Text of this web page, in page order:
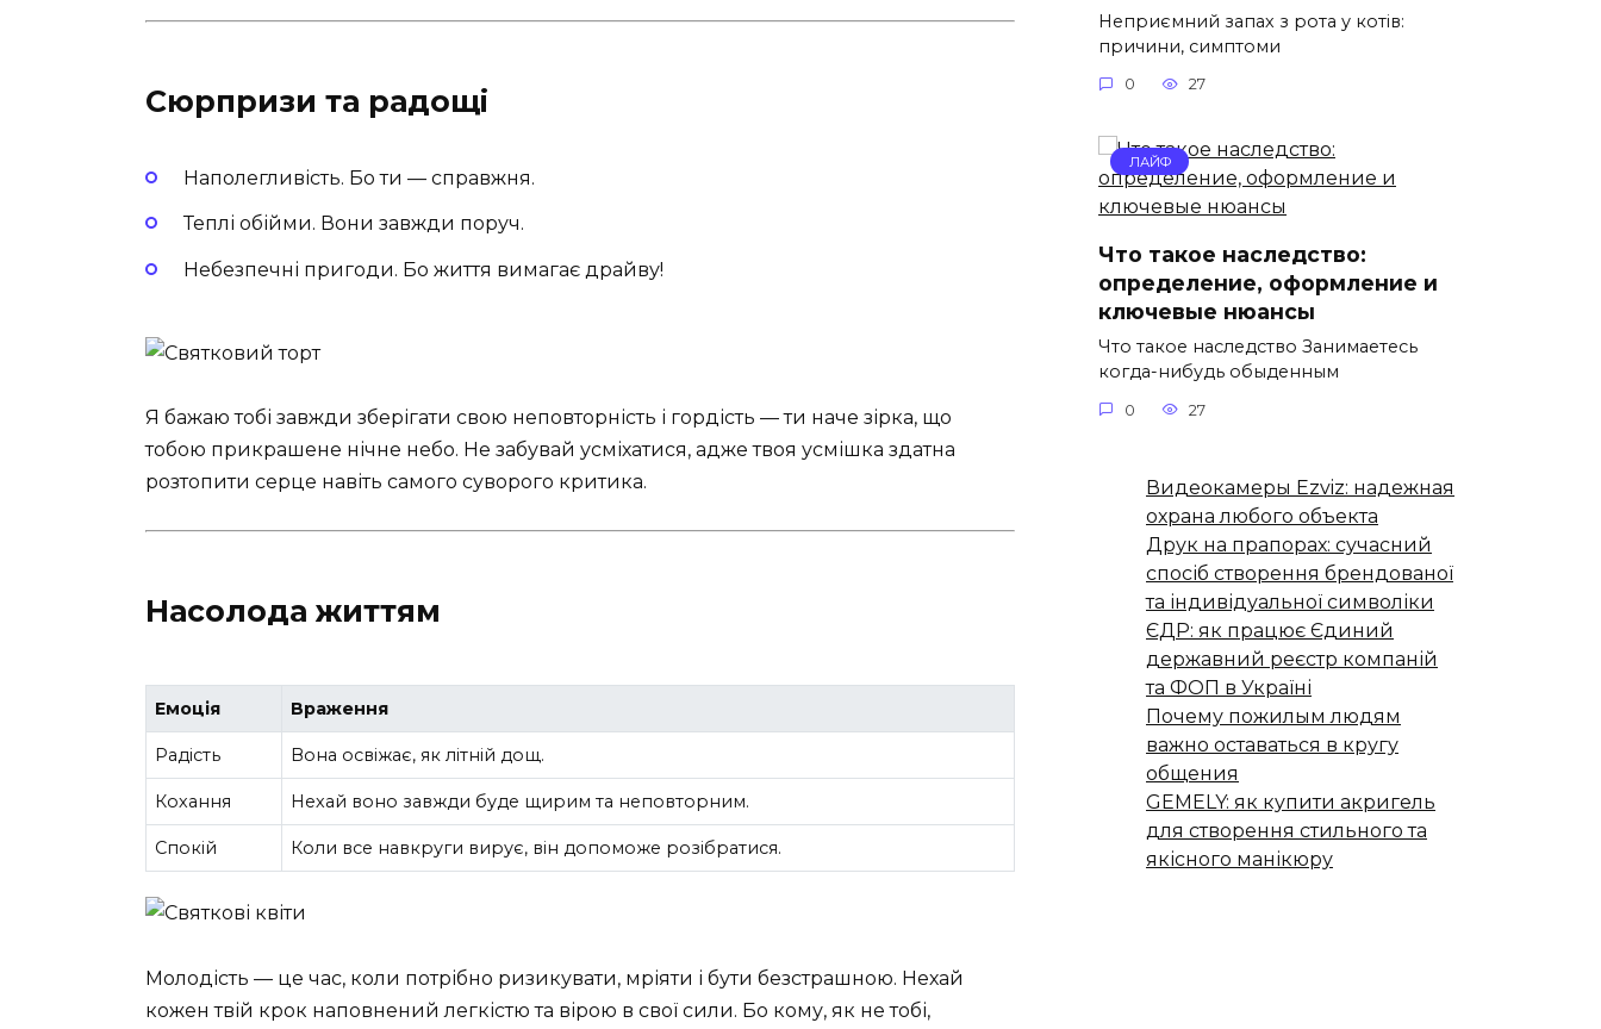
Сюрпризи та радощі
Наполегливість. Бо ти — справжня.
Теплі обійми. Вони завжди поруч.
Небезпечні пригоди. Бо життя вимагає драйву!
Я бажаю тобі завжди зберігати свою неповторність і гордість — ти наче зірка, що
тобою прикрашене нічне небо. Не забувай усміхатися, адже твоя усмішка здатна
розтопити серце навіть самого суворого критика.
Насолода життям
Емоція Враження
Радість Вона освіжає, як літній дощ.
Кохання Нехай воно завжди буде щирим та неповторним.
Спокій Коли все навкруги вирує, він допоможе розібратися.
Молодість — це час, коли потрібно ризикувати, мріяти і бути безстрашною. Нехай
кожен твій крок наповнений легкістю та вірою в свої сили. Бо кому, як не тобі,
Неприємний запах з рота у котів:
причини, симптоми
0 27
ЛАЙФ
Что такое наследство:
определение, оформление и
ключевые нюансы
Что такое наследство Занимаетесь
когда-нибудь обыденным
0 27
Видеокамеры Ezviz: надежная
охрана любого объекта
Друк на прапорах: сучасний
спосіб створення брендованої
та індивідуальної символіки
ЄДР: як працює Єдиний
державний реєстр компаній
та ФОП в Україні
Почему пожилым людям
важно оставаться в кругу
общения
GEMELY: як купити акригель
для створення стильного та
якісного манікюру